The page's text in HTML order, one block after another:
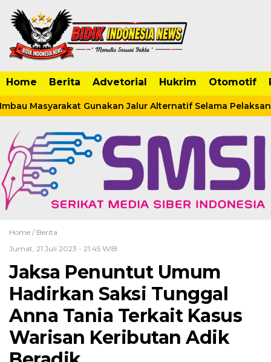
Home Berita Advetorial Hukrim Otomotif
Masyarakat Gunakan Jalur Alternatif Selama
Home / Berita
Jumat, 21 Juli 2023 - 21:45 WIB
Jaksa Penuntut Umum
Hadirkan Saksi Tunggal
Anna Tania Terkait Kasus
Warisan Keributan Adik